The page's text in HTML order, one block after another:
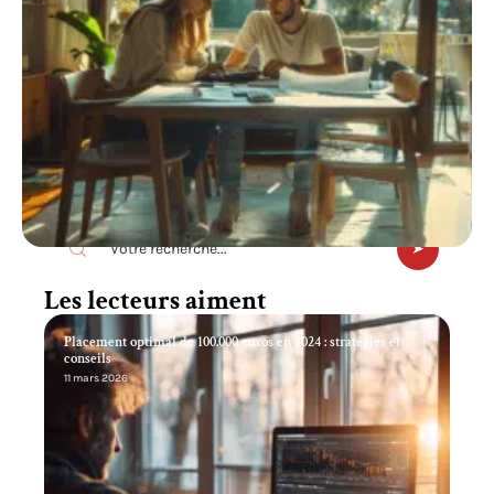
Recherche
Les lecteurs aiment
Placement optimal de 100.000 euros en 2024 : stratégies et
conseils
11 mars 2026